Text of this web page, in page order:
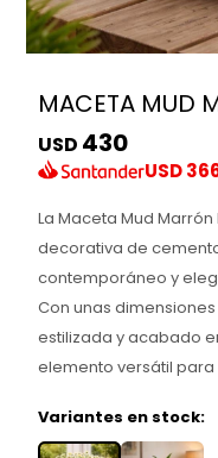
MACETA MUD
USD 430
USD
La Maceta Mud
decorativa de
contemporáneo y
Con unas
estilizada y acabado
elemento versátil
Variantes en stock: